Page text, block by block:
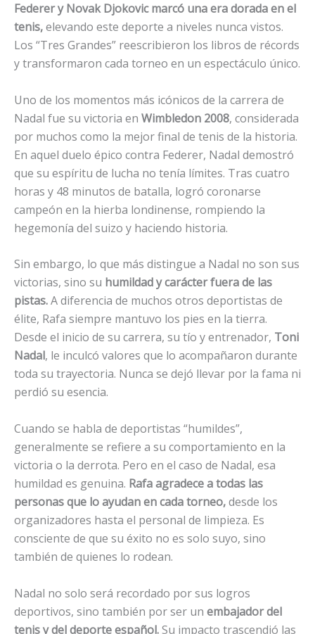
Federer y Novak Djokovic marcó una era dorada en el
tenis,elevando este deporte a niveles nunca vistos.
Los “Tres Grandes” reescribieron los libros de récords
y transformaron cada torneo en un espectáculo único.
Uno de los momentos más icónicos de la carrera de
Nadal fue su victoria en Wimbledon 2008, considerada
por muchos como la mejor final de tenis de la historia.
En aquel duelo épico contra Federer, Nadal demostró
que su espíritu de lucha no tenía límites. Tras cuatro
horas y 48 minutos de batalla, logró coronarse
campeón en la hierba londinense, rompiendo la
hegemonía del suizo y haciendo historia.
Sin embargo, lo que más distingue a Nadal no son sus
victorias, sino su humildad y carácter fuera de las
pistas.A diferencia de muchos otros deportistas de
élite, Rafa siempre mantuvo los pies en la tierra.
Desde el inicio de su carrera, su tío y entrenador, Toni
Nadal, le inculcó valores que lo acompañaron durante
toda su trayectoria. Nunca se dejó llevar por la fama ni
perdió su esencia.
Cuando se habla de deportistas “humildes”,
generalmente se refiere a su comportamiento en la
victoria o la derrota. Pero en el caso de Nadal, esa
humildad es genuina. Rafa agradece a todas las
personas que lo ayudan en cada torneo,desde los
organizadores hasta el personal de limpieza. Es
consciente de que su éxito no es solo suyo, sino
también de quienes lo rodean.
Nadal no solo será recordado por sus logros
deportivos, sino también por ser un embajador del
tenis y del deporte español.Su impacto trascendió las